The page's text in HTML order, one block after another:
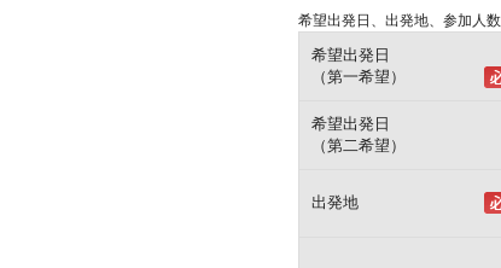
希望出発日、出発地、参加人
希望出発日
（第一希望）
希望出発日
（第二希望）
出発地